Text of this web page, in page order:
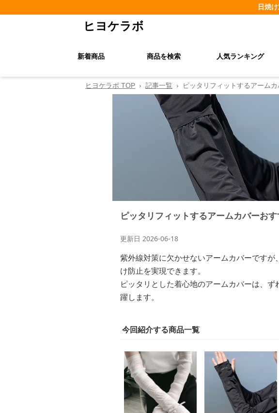
日焼
ヒヨケラボ
新着商品 商品を検索 人気ランキング
ヒヨケラボ TOP › 記事一覧 › ピッタリフィットするアーム
ピッタリフィットするアームカバーお
更新日 2026-06-18
紫外線対策に欠かせないアームカバーです
け防止を実現できます。
ピッタリとした着心地のアームカバーは、
躍します。
今回紹介する商品一覧